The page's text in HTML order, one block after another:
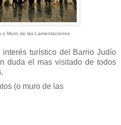
o Muro de las Lamentaciones
turístico del Barrio Judío
duda el mas visitado de todos
(o muro de las